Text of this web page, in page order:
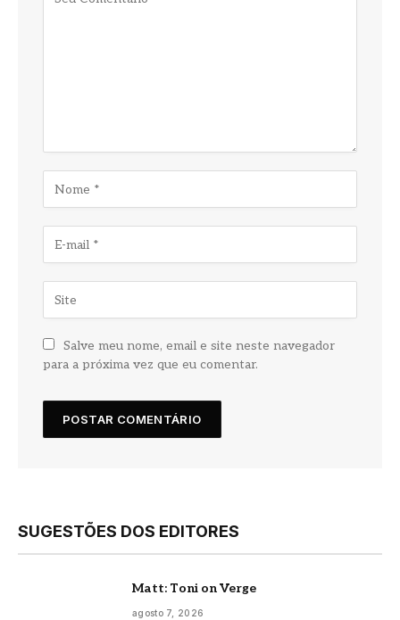
Salve meu nome, email e site neste navegador
para a próxima vez que eu comentar.
SUGESTÕES DOS EDITORES
Matt: Toni on Verge
agosto 7, 2026